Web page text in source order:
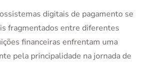
digitais de pagamento se
fragmentados entre diferentes
financeiras enfrentam uma
pela principalidade na jornada de